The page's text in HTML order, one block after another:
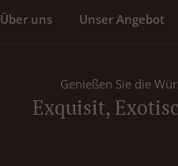
Über uns Unser Angebot
Genießen Sie die
Exquisit,